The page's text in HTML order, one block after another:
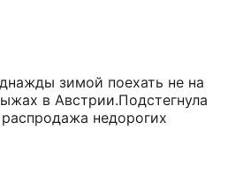
зимой поехать не на
в Австрии.Подстегнула
недорогих